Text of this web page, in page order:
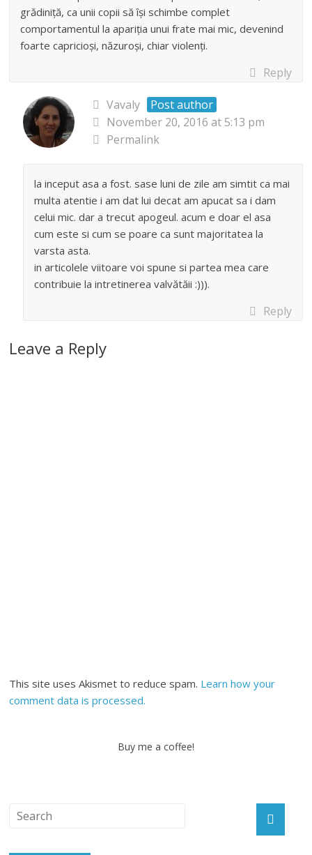
grădiniță, ca unii copii să își schimbe complet
comportamentul la apariția unui frate mai mic, devenind
foarte capricioși, năzuroși, chiar violenți.
Reply
Vavaly
Post author
November 20, 2016 at 5:13 pm
Permalink
la inceput asa a fost. sase luni de zile am simtit ca mai
multa atentie i am dat lui decat am apucat sa i dam
celui mic. dar a trecut apogeul. acum e doar el asa
cum este si cum se poare ca sunt majoritatea la
varsta asta.
in articolele viitoare voi spune si partea mea care
contribuie la intretinerea valvătăii :))).
Reply
Leave a Reply
This site uses Akismet to reduce spam. Learn how your
comment data is processed.
Buy me a coffee!